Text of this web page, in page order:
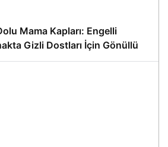
Mama Kapları: Engelli
Gizli Dostları İçin Gönüllü